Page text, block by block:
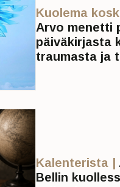
Kuolema
Arvo menetti
päiväkirjasta
traumasta ja
Kalenterista |
Bellin